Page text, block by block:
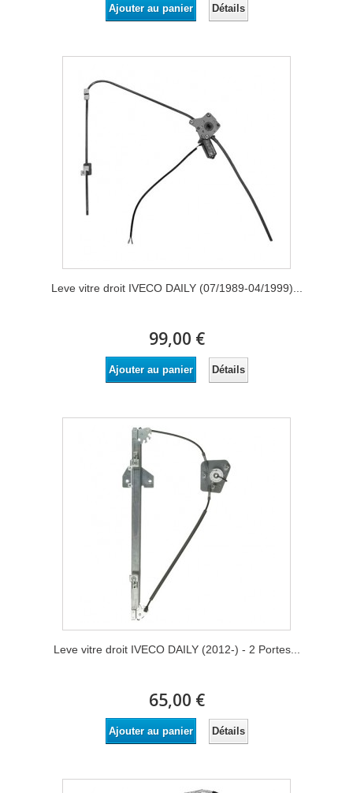
Ajouter au panier Détails
Leve vitre droit IVECO DAILY (07/1989-04/1999)...
99,00 €
Ajouter au panier Détails
Leve vitre droit IVECO DAILY (2012-) - 2 Portes...
65,00 €
Ajouter au panier Détails